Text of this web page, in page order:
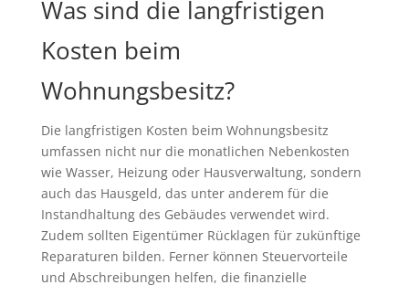
Was sind die langfristigen
Kosten beim
Wohnungsbesitz?
Die langfristigen Kosten beim Wohnungsbesitz
umfassen nicht nur die monatlichen Nebenkosten
wie Wasser, Heizung oder Hausverwaltung, sondern
auch das Hausgeld, das unter anderem für die
Instandhaltung des Gebäudes verwendet wird.
Zudem sollten Eigentümer Rücklagen für zukünftige
Reparaturen bilden. Ferner können Steuervorteile
und Abschreibungen helfen, die finanzielle